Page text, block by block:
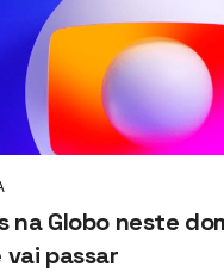
na Globo neste
vai passar